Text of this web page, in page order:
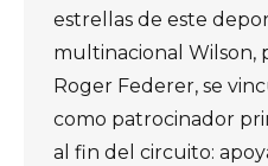
estrellas de este
multinacional Wilson,
Roger Federer, se
como patrocinador
al fin del circuito: